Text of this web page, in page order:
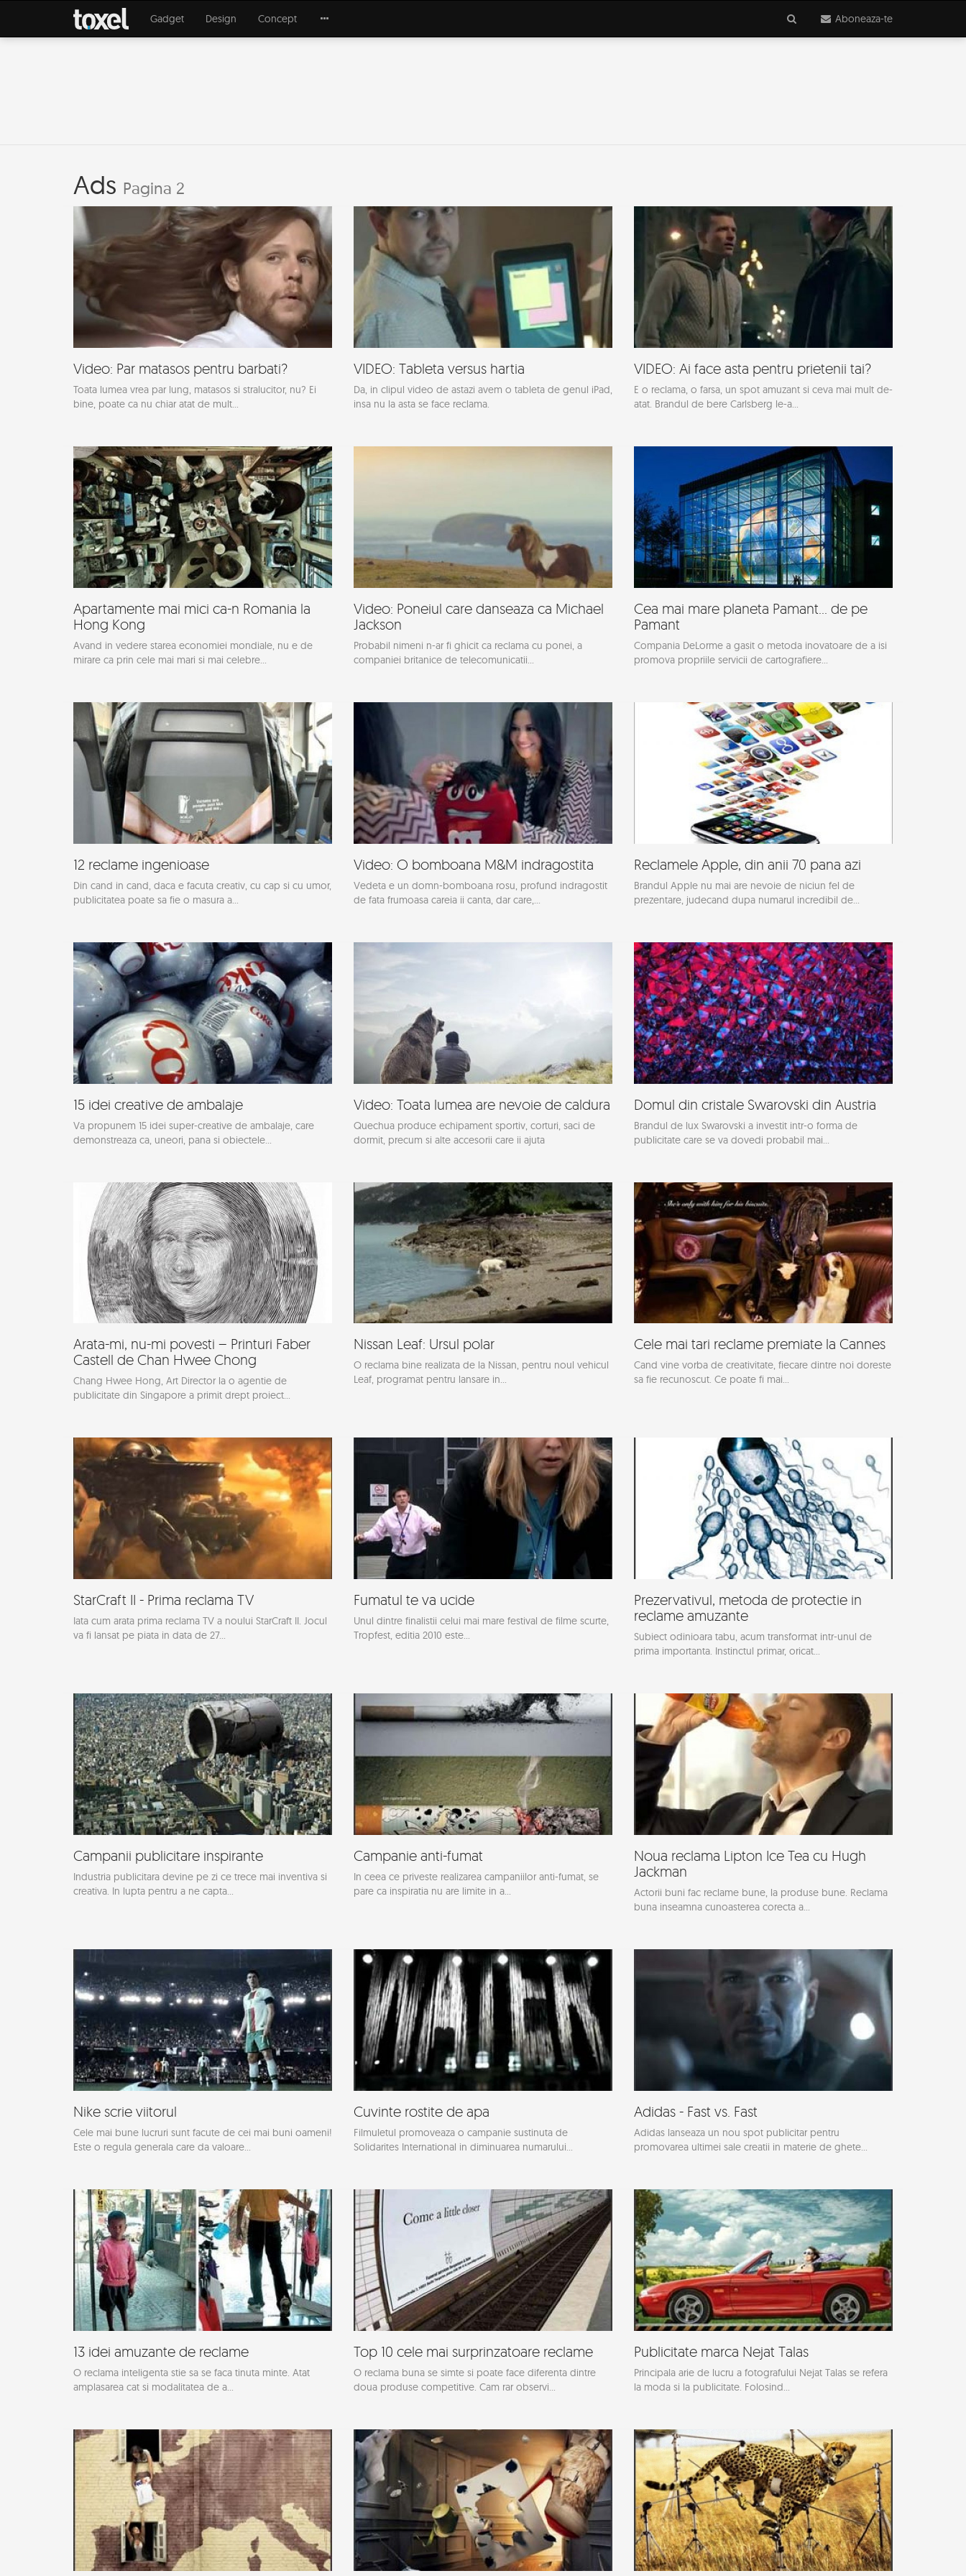
Aboneaza-te
Gadget Design Concept
Ads Pagina 2
Video: Par matasos pentru barbati?
Toata lumea vrea par lung, matasos si stralucitor, nu? Ei
bine, poate ca nu chiar atat de mult...
VIDEO: Tableta versus hartia
Da, in clipul video de astazi avem o tableta de genul iPad,
insa nu la asta se face reclama.
VIDEO: Ai face asta pentru prietenii tai?
E o reclama, o farsa, un spot amuzant si ceva mai mult de-
atat. Brandul de bere Carlsberg le-a...
Apartamente mai mici ca-n Romania la
Hong Kong
Avand in vedere starea economiei mondiale, nu e de
mirare ca prin cele mai mari si mai celebre...
Video: Poneiul care danseaza ca Michael
Jackson
Probabil nimeni n-ar fi ghicit ca reclama cu ponei, a
companiei britanice de telecomunicatii...
Cea mai mare planeta Pamant... de pe
Pamant
Compania DeLorme a gasit o metoda inovatoare de a isi
promova propriile servicii de cartografiere...
12 reclame ingenioase
Din cand in cand, daca e facuta creativ, cu cap si cu umor,
publicitatea poate sa fie o masura a...
Video: O bomboana M&M indragostita
Vedeta e un domn-bomboana rosu, profund indragostit
de fata frumoasa careia ii canta, dar care,...
Reclamele Apple, din anii 70 pana azi
Brandul Apple nu mai are nevoie de niciun fel de
prezentare, judecand dupa numarul incredibil de...
15 idei creative de ambalaje
Va propunem 15 idei super-creative de ambalaje, care
demonstreaza ca, uneori, pana si obiectele...
Video: Toata lumea are nevoie de caldura
Quechua produce echipament sportiv, corturi, saci de
dormit, precum si alte accesorii care ii ajuta
Domul din cristale Swarovski din Austria
Brandul de lux Swarovski a investit intr-o forma de
publicitate care se va dovedi probabil mai...
Arata-mi, nu-mi povesti – Printuri Faber
Castell de Chan Hwee Chong
Chang Hwee Hong, Art Director la o agentie de
publicitate din Singapore a primit drept proiect...
Nissan Leaf: Ursul polar
O reclama bine realizata de la Nissan, pentru noul vehicul
Leaf, programat pentru lansare in...
Cele mai tari reclame premiate la Cannes
Cand vine vorba de creativitate, fiecare dintre noi doreste
sa fie recunoscut. Ce poate fi mai...
StarCraft II - Prima reclama TV
Iata cum arata prima reclama TV a noului StarCraft II. Jocul
va fi lansat pe piata in data de 27...
Fumatul te va ucide
Unul dintre finalistii celui mai mare festival de filme scurte,
Tropfest, editia 2010 este...
Prezervativul, metoda de protectie in
reclame amuzante
Subiect odinioara tabu, acum transformat intr-unul de
prima importanta. Instinctul primar, oricat...
Campanii publicitare inspirante
Industria publicitara devine pe zi ce trece mai inventiva si
creativa. In lupta pentru a ne capta...
Campanie anti-fumat
In ceea ce priveste realizarea campaniilor anti-fumat, se
pare ca inspiratia nu are limite in a...
Noua reclama Lipton Ice Tea cu Hugh
Jackman
Actorii buni fac reclame bune, la produse bune. Reclama
buna inseamna cunoasterea corecta a...
Nike scrie viitorul
Cele mai bune lucruri sunt facute de cei mai buni oameni!
Este o regula generala care da valoare...
Cuvinte rostite de apa
Filmuletul promoveaza o campanie sustinuta de
Solidarites International in diminuarea numarului...
Adidas - Fast vs. Fast
Adidas lanseaza un nou spot publicitar pentru
promovarea ultimei sale creatii in materie de ghete...
13 idei amuzante de reclame
O reclama inteligenta stie sa se faca tinuta minte. Atat
amplasarea cat si modalitatea de a...
Top 10 cele mai surprinzatoare reclame
O reclama buna se simte si poate face diferenta dintre
doua produse competitive. Cam rar observi...
Publicitate marca Nejat Talas
Principala arie de lucru a fotografului Nejat Talas se refera
la moda si la publicitate. Folosind...